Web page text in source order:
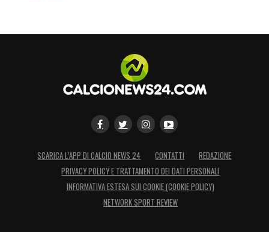
SCARICA L’APP DI CALCIO NEWS 24 CONTATTI
REDAZIONE
PRIVACY POLICY E TRATTAMENTO DEI DATI PERSONALI
INFORMATIVA ESTESA SUI COOKIE (COOKIE POLICY)
NETWORK SPORT REVIEW